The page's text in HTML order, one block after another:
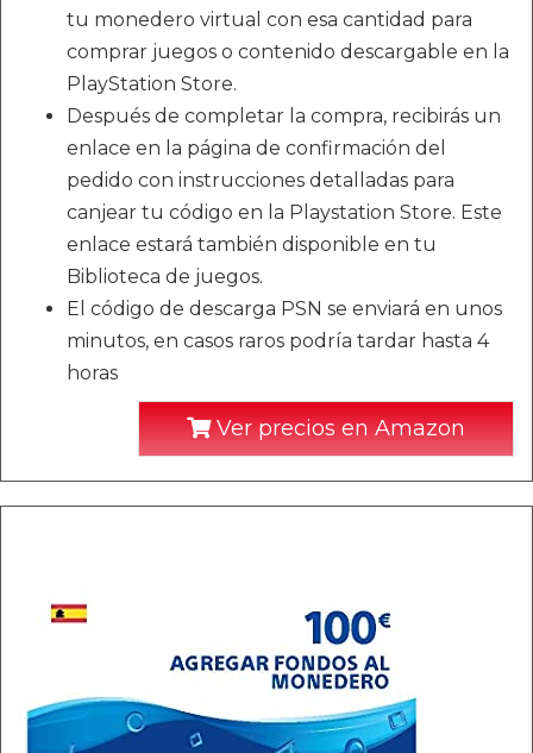
tu monedero virtual con esa cantidad para
comprar juegos o contenido descargable en la
PlayStation Store.
Después de completar la compra, recibirás un
enlace en la página de confirmación del
pedido con instrucciones detalladas para
canjear tu código en la Playstation Store. Este
enlace estará también disponible en tu
Biblioteca de juegos.
El código de descarga PSN se enviará en unos
minutos, en casos raros podría tardar hasta 4
horas
Ver precios en Amazon